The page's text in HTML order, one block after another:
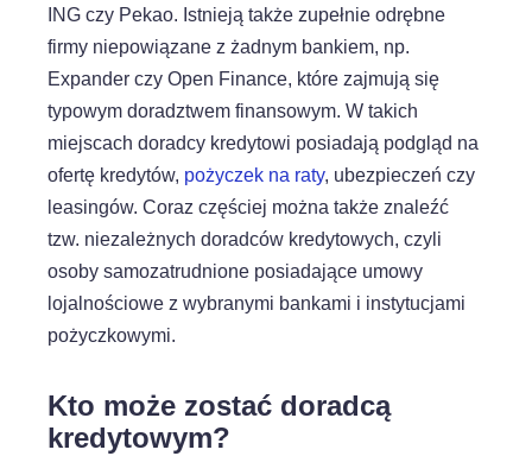
ING czy Pekao. Istnieją także zupełnie odrębne
firmy niepowiązane z żadnym bankiem, np.
Expander czy Open Finance, które zajmują się
typowym doradztwem finansowym. W takich
miejscach doradcy kredytowi posiadają podgląd na
ofertę kredytów, pożyczek na raty, ubezpieczeń czy
leasingów. Coraz częściej można także znaleźć
tzw. niezależnych doradców kredytowych, czyli
osoby samozatrudnione posiadające umowy
lojalnościowe z wybranymi bankami i instytucjami
pożyczkowymi.
Kto może zostać doradcą
kredytowym?